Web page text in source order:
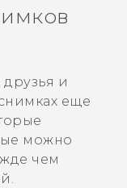
и
еще
можно
чем